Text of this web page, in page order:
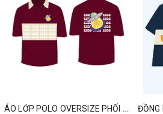
ÁO LỚP POLO OVERSIZE PHỐI MÀU MỚI NHẤT